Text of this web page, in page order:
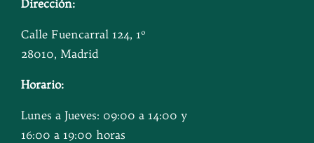
Dirección:
Calle Fuencarral 124, 1º
28010, Madrid
Horario:
Lunes a Jueves: 09:00 a 14:00 y
16:00 a 19:00 horas